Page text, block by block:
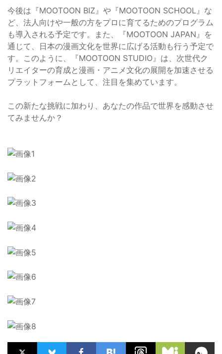
今後は『MOOTOON BIZ』や『MOOTOON SCHOOL』な
ど、法人向けや一般の方をプロに育てるためのプログラム
も導入される予定です。また、『MOOTOON JAPAN』を
通じて、日本の漫画文化を世界に広げる活動も行う予定で
す。このように、『MOOTOON STUDIO』は、次世代ク
リエイターの育成と漫画・アニメ文化の展開を加速させる
プラットフォームとして、注目を集めています。
この新たな挑戦に加わり、あなたの作品で世界を感動させ
てみませんか？